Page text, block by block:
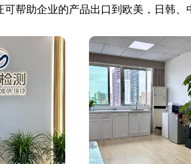
量噪声变化‌。
证‌。
系列（机器噪声测量通用方法）‌
、ISO 4871（噪声标签要求）‌
2004（家用电器噪声限定值）‌
帮助企业的产品出口到欧美，日韩、